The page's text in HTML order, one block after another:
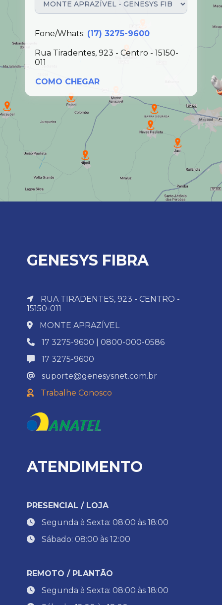
Fone/Whats: (17) 3275-9600
Rua Tiradentes, 923 - Centro - 15150-
011
COMO CHEGAR
GENESYS FIBRA
RUA TIRADENTES, 923 - CENTRO -
15150-011
MONTE APRAZÍVEL
17 3275-9600 | 0800-000-0586
17 3275-9600
suporte@genesysnet.com.br
Trabalhe Conosco
ATENDIMENTO
PRESENCIAL / LOJA
Segunda à Sexta: 08:00 às 18:00
Sábado: 08:00 às 12:00
REMOTO / PLANTÃO
Segunda à Sexta: 08:00 às 18:00